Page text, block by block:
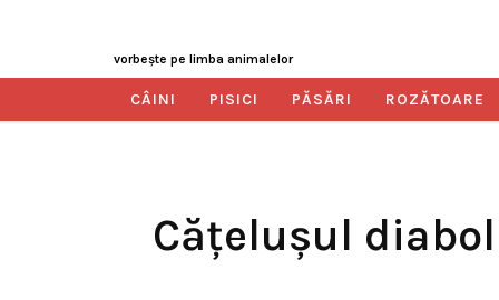
vorbeşte pe limba animalelor
CÂINI PISICI PĂSĂRI ROZĂTOARE
Cățelușul